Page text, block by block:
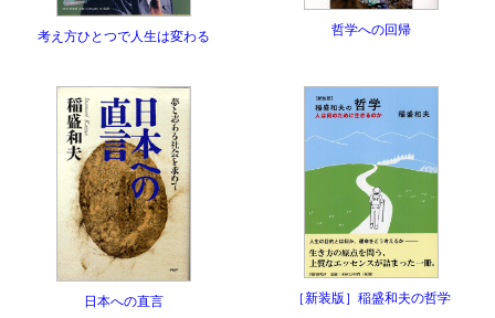
考え方ひとつで人生は変わる 哲学への回帰
日本への直言 ［新装版］稲盛和夫の哲学